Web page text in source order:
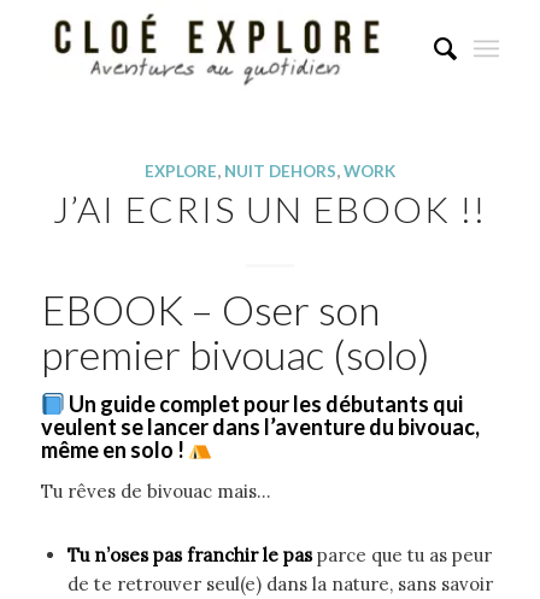
EXPLORE, NUIT DEHORS,WORK
J’AI ECRIS UN EBOOK !!
EBOOK – Oser son
premier bivouac (solo)
Un guide complet pour les débutants qui
veulent se lancer dans l’aventure du bivouac,
même en solo !
Tu rêves de bivouac mais…
Tu n’oses pas franchir le pasparce que tu as peur
de te retrouver seul(e) dans la nature, sans savoir